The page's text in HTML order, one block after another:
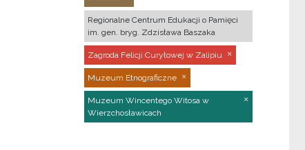
Regionalne Centrum Edukacji o Pamięci
im. gen. bryg. Zdzisława Baszaka
Zagroda Felicji Curyłowej w Zalipiu
Muzeum Etnograficzne
Muzeum Wincentego Witosa w
Wierzchosławicach